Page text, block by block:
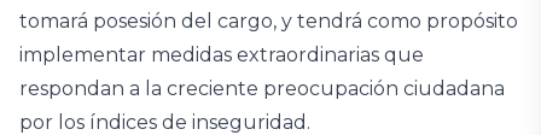
tomará posesión del cargo, y tendrá como propósito
implementar medidas extraordinarias que
respondan a la creciente preocupación ciudadana
por los índices de inseguridad.